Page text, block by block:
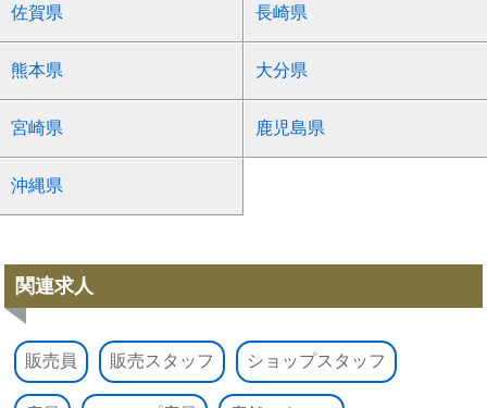
佐賀県 長崎県
熊本県 大分県
宮崎県 鹿児島県
沖縄県
関連求人
販売員 販売スタッフ ショップスタッフ